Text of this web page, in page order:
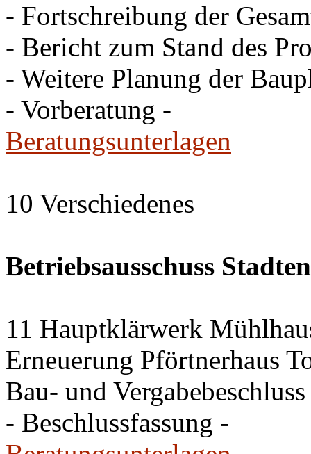
- Fortschreibung der
- Bericht zum Stand des
- Weitere Planung der
- Vorberatung -
Beratungsunterlagen
10 Verschiedenes
Betriebsausschuss
11 Hauptklärwerk
Erneuerung Pförtnerhaus
Bau- und Vergabebeschluss
- Beschlussfassung -